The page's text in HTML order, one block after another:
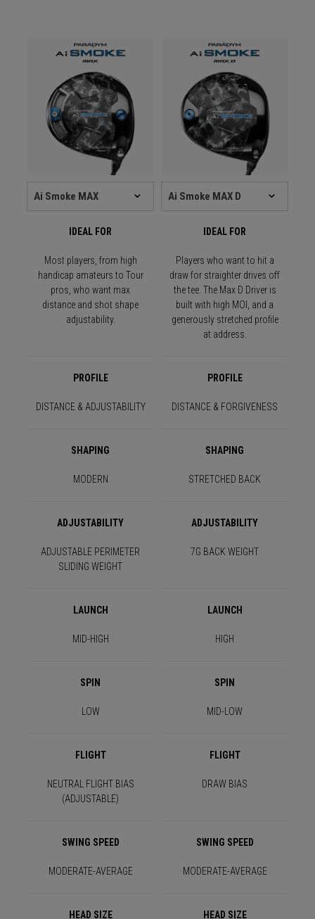
IDEAL FOR IDEAL FOR
Most players, from high
handicap amateurs to Tour
pros, who want max
distance and shot shape
adjustability.
Players who want to hit a
draw for straighter drives off
the tee. The Max D Driver is
built with high MOI, and a
generously stretched profile
at address.
PROFILE PROFILE
DISTANCE & ADJUSTABILITY DISTANCE & FORGIVENESS
SHAPING SHAPING
MODERN STRETCHED BACK
ADJUSTABILITY ADJUSTABILITY
ADJUSTABLE PERIMETER
SLIDING WEIGHT
7G BACK WEIGHT
LAUNCH LAUNCH
MID-HIGH HIGH
SPIN SPIN
LOW MID-LOW
FLIGHT FLIGHT
NEUTRAL FLIGHT BIAS
(ADJUSTABLE)
DRAW BIAS
SWING SPEED SWING SPEED
MODERATE-AVERAGE MODERATE-AVERAGE
HEAD SIZE HEAD SIZE